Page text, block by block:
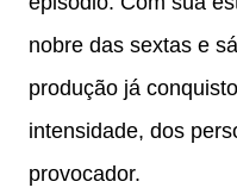
nobre das sextas e
produção já
intensidade, dos
provocador.